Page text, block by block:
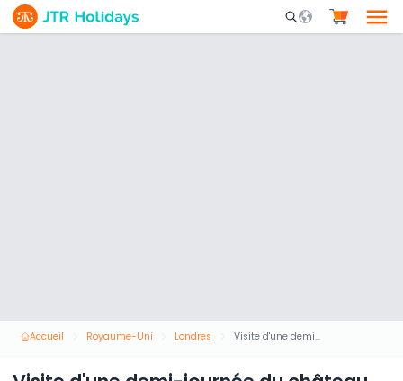
Mobile Search
Accueil Royaume-Uni Londres Visite d'une demi-journée du château de Windsor depuis Londres avec audioguide